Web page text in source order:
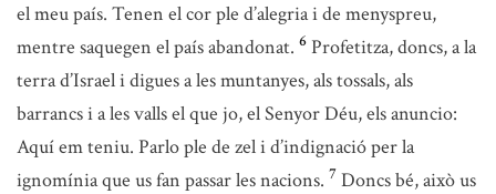
el meu país. Tenen el cor ple d’alegria i de menyspreu,
mentre saquegen el país abandonat. 6 Profetitza, doncs, a la
terra d’Israel i digues a les muntanyes, als tossals, als
barrancs i a les valls el que jo, el Senyor Déu, els anuncio:
Aquí em teniu. Parlo ple de zel i d’indignació per la
ignomínia que us fan passar les nacions. 7 Doncs bé, això us